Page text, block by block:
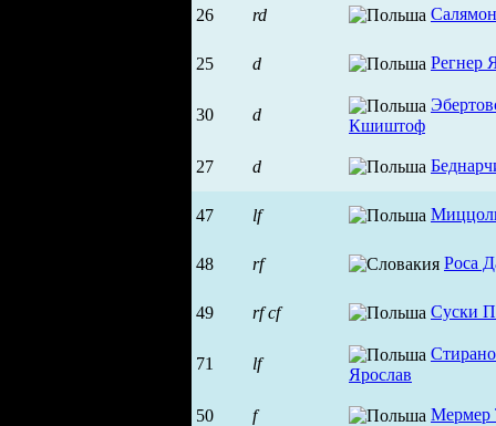
26 rd
25 d Регнер
30 d
Кшиштоф
27 d
47 lf
48 rf Роса
49 rf cf Суски
71 lf
Ярослав
50 f Мермер